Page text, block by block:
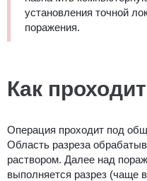
установления точной
поражения.
Как
Операция проходит под
Область разреза
раствором. Далее над
выполняется разрез (чаще